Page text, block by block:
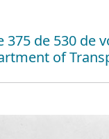
375 de 530 de
of